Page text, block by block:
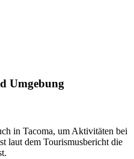
Umgebung
in Tacoma, um Aktivitäten bei
laut dem Tourismusbericht die